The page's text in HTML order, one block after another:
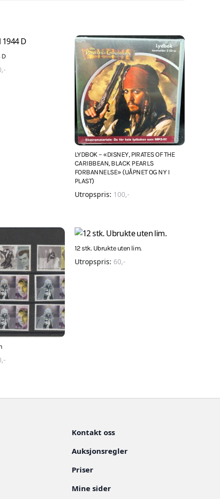
D
,-
LYDBOK – «DISNEY, PIRATES OF THE
CARIBBEAN, BLACK PEARLS
FORBANNELSE» (UÅPNET OG NY I
PLAST)
Utropspris: 100,-
,-
12 stk. Ubrukte uten lim.
Utropspris: 60,-
Kontakt oss
Auksjonsregler
Priser
Mine sider